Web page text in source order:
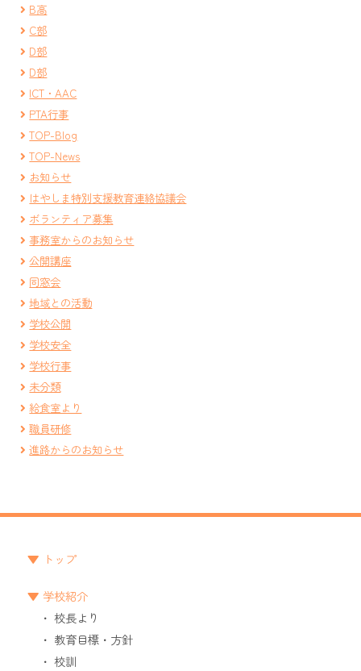
B高
C部
D部
D部
ICT・AAC
PTA行事
TOP-Blog
TOP-News
お知らせ
はやしま特別支援教育連絡協議会
ボランティア募集
事務室からのお知らせ
公開講座
同窓会
地域との活動
学校公開
学校安全
学校行事
未分類
給食室より
職員研修
進路からのお知らせ
トップ
学校紹介
校長より
教育目標・方針
校訓